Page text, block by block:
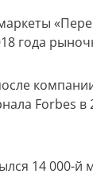
года
Forbes в
14 000-